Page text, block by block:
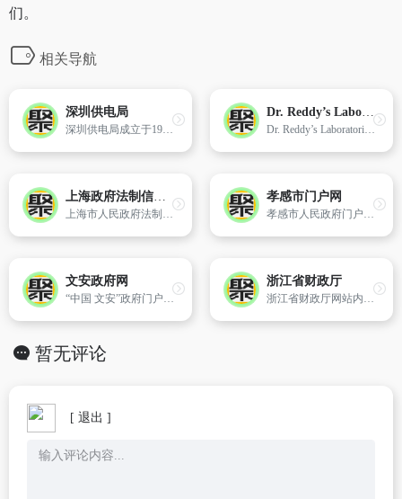
们。
相关导航
深圳供电局
深圳供电局成立于1979年,在南方电网公司的统一部署下,2012年初正式注册为深圳供电局有限公司,作为南方电网公司直接管理的全资子公司运作
Dr. Reddy’s Laboratories – Good Health Can’t Wait
Dr. Reddy’s Laboratories, a leading multinational pharmaceutical company based in India and overseas, committed to providing affordable and innovative medicines for healthier lives.
上海政府法制信息网
上海市人民政府法制办公室 主办
孝感市门户网
孝感市人民政府门户网站为公众提供孝感市的政务、政策、概况、经济、办事、服务等信息,是公众、企业获取孝感市综合信息的主渠道、政府在线服务的主窗口。
文安政府网
“中国 文安”政府门户网站是由文安人县民政府主办,政府办公室承办。是文安政府综合门户网站和文安公众信息网。办站宗旨：“宣传文安、沟通世界、公开政务、服务社会”。
浙江省财政厅
浙江省财政厅网站内容包含财政政策、全省财政动态、财政资料、财政数据和经济分析等,是公众了解财政、税收方面信息,办理相关事务的重要窗口。
暂无评论
[ 退出 ]